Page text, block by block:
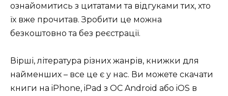
ознайомитись з цитатами та відгуками тих, хто
їх вже прочитав. Зробити це можна
безкоштовно та без реєстрації.
Вірші, література різних жанрів, книжки для
найменших – все це є у нас. Ви можете скачати
книги на iPhone, iPad з ОС Android або iOS в